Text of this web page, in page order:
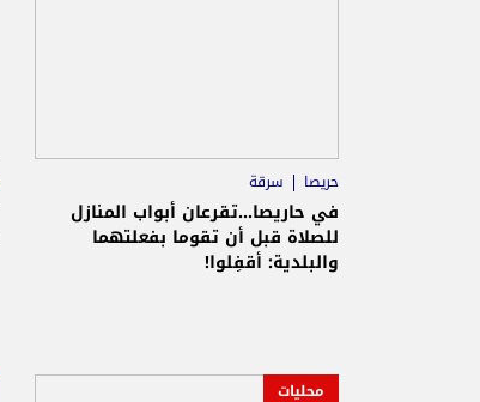
حريصا سرقة
في حاريصا...تقرعان أبواب المنازل
للصلاة قبل أن تقوما بفعلتهما
والبلدية: أقفِلوا!
محليات